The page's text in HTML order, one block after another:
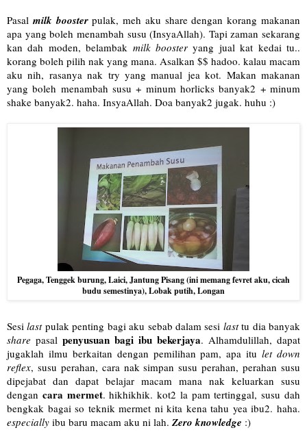
Pasal milk boosterpulak, meh aku share dengan korang makanan
apa yang boleh menambah susu (InsyaAllah). Tapi zaman sekarang
kan dah moden, belambak milk booster yang jual kat kedai tu..
korang boleh pilih nak yang mana. Asalkan $$ hadoo. kalau macam
aku nih, rasanya nak try yang manual jea kot. Makan makanan
yang boleh menambah susu + minum horlicks banyak2 + minum
shake banyak2. haha. InsyaAllah. Doa banyak2 jugak. huhu :)
Pegaga, Tenggek burung, Laici, Jantung Pisang (ini memang fevret aku, cicah
budu semestinya), Lobak putih, Longan
Sesilastpulak penting bagi aku sebab dalam sesi lasttu dia banyak
share pasal penyusuan bagi ibu bekerjaya. Alhamdulillah, dapat
jugaklah ilmu berkaitan dengan pemilihan pam, apa itulet down
reflex, susu perahan, cara nak simpan susu perahan, perahan susu
dipejabat dan dapat belajar macam mana nak keluarkan susu
dengan cara mermet. hikhikhik. kot2 la pam tertinggal, susu dah
bengkak bagai so teknik mermet ni kita kena tahu yea ibu2. haha.
especially ibu baru macam aku ni lah. Zero knowledge :)